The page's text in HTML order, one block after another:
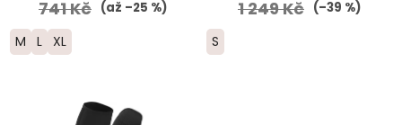
741 Kč (až –25 %)
M L XL
1 249 Kč (–39 %)
S